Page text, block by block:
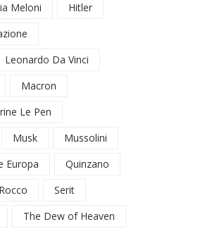
Meloni
Hitler
Leonardo Da Vinci
Macron
Le Pen
Musk
Mussolini
Europa
Quinzano
Serit
The Dew of Heaven